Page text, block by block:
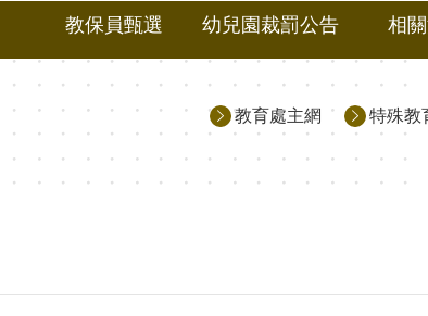
教保員甄選 幼兒園裁罰公告 相
教育處主網 特殊教